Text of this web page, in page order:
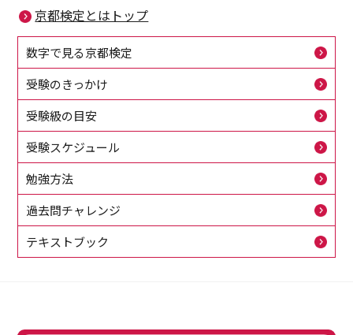
京都検定とはトップ
数字で見る京都検定
受験のきっかけ
受験級の目安
受験スケジュール
勉強方法
過去問チャレンジ
テキストブック